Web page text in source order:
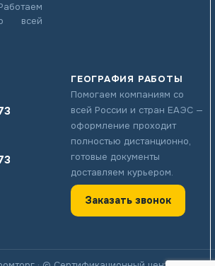
всей
ГЕОГРАФИЯ РАБОТЫ
Помогаем компаниям со
всей России и стран ЕАЭС —
оформление проходит
полностью дистанционно,
готовые документы
доставляем курьером.
Заказать звонок